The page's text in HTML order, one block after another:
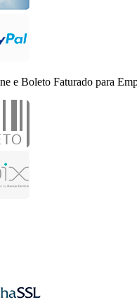
e Boleto Faturado para